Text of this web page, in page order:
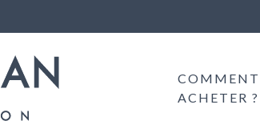
COMMENT
ACHETER ?